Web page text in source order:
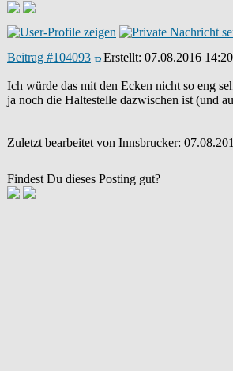
Beitrag #104093 Erstellt: 07.08.2016 14:20
Ich würde das mit den Ecken nicht so eng
ja noch die Haltestelle dazwischen ist (und
Zuletzt bearbeitet von Innsbrucker:
Findest Du dieses Posting gut?